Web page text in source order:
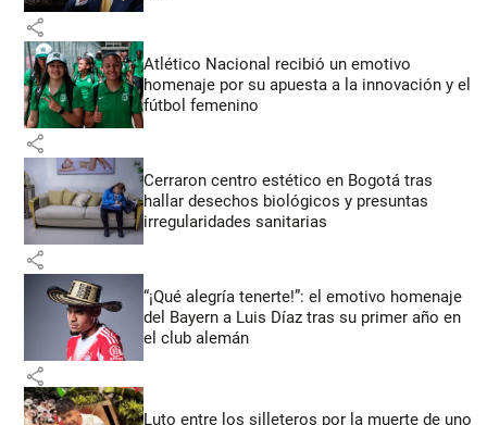
share
Atlético Nacional recibió un emotivo
homenaje por su apuesta a la innovación y el
fútbol femenino
share
Cerraron centro estético en Bogotá tras
hallar desechos biológicos y presuntas
irregularidades sanitarias
share
“¡Qué alegría tenerte!”: el emotivo homenaje
del Bayern a Luis Díaz tras su primer año en
el club alemán
share
Luto entre los silleteros por la muerte de uno